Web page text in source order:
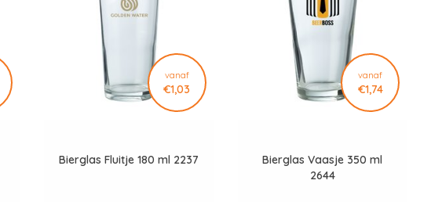
vanaf
€1,03
Bierglas Fluitje 180 ml 2237
vanaf
€1,74
Bierglas Vaasje 350 ml
2644